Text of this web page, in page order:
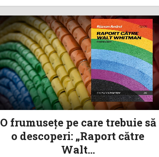
O frumuseţe pe care trebuie să
o descoperi: „Raport către
Walt...